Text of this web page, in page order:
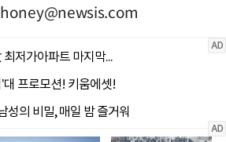
honey@newsis.com